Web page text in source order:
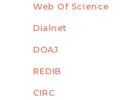
Web Of Science
Dialnet
DOAJ
REDIB
CIRC